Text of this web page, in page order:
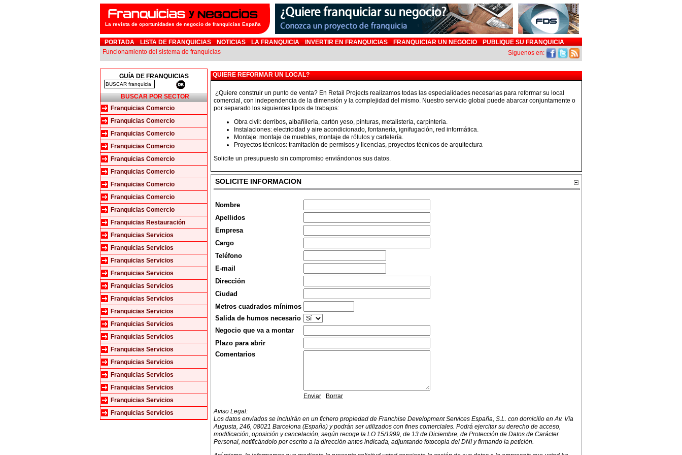
La revista de oportunidades de negocio de franquicias España
PORTADA LISTA DE FRANQUICIAS NOTICIAS LA FRANQUICIA INVERTIR EN FRANQUICIAS FRANQUICIAR UN NEGOCIO
PUBLIQUE SU FRANQUICIA
Funcionamiento del sistema de franquicias
Síguenos en:
GUÍA DE FRANQUICIAS
BUSCAR POR SECTOR
Franquicias Comercio
Franquicias Comercio
Franquicias Comercio
Franquicias Comercio
Franquicias Comercio
Franquicias Comercio
Franquicias Comercio
Franquicias Comercio
Franquicias Comercio
Franquicias Restauración
Franquicias Servicios
Franquicias Servicios
Franquicias Servicios
Franquicias Servicios
Franquicias Servicios
Franquicias Servicios
Franquicias Servicios
Franquicias Servicios
Franquicias Servicios
Franquicias Servicios
Franquicias Servicios
Franquicias Servicios
Franquicias Servicios
Franquicias Servicios
Franquicias Servicios
QUIERE REFORMAR UN LOCAL?
¿Quiere construir un punto de venta? En Retail Projects realizamos todas las especialidades necesarias para reformar su local
comercial, con independencia de la dimensión y la complejidad del mismo. Nuestro servicio global puede abarcar conjuntamente o
por separado los siguientes tipos de trabajos:
Obra civil: derribos, albañilería, cartón yeso, pinturas, metalistería, carpintería.
Instalaciones: electricidad y aire acondicionado, fontanería, ignifugación, red informática.
Montaje: montaje de muebles, montaje de rótulos y cartelería.
Proyectos técnicos: tramitación de permisos y licencias, proyectos técnicos de arquitectura
Solicite un presupuesto sin compromiso enviándonos sus datos.
SOLICITE INFORMACION
Nombre
Apellidos
Empresa
Cargo
Teléfono
E-mail
Dirección
Ciudad
Metros cuadrados mínimos
Salida de humos necesario
Negocio que va a montar
Plazo para abrir
Comentarios
Enviar Borrar
Aviso Legal:
Los datos enviados se incluirán en un fichero propiedad de Franchise Development Services España, S.L. con domicilio en Av. Vía
Augusta, 246, 08021 Barcelona (España) y podrán ser utilizados con fines comerciales. Podrá ejercitar su derecho de acceso,
modificación, oposición y cancelación, según recoge la LO 15/1999, de 13 de Diciembre, de Protección de Datos de Carácter
Personal, notificándolo por escrito a la dirección antes indicada, adjuntando fotocopia del DNI y firmando la petición.